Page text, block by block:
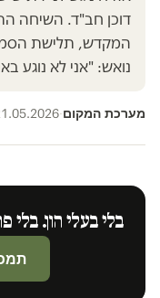
דוכן חב"ד. השיחה
המקדש, תלישת הסמל
נואש: "אני לא נוגע
מערכת המקום·
בלי בעלי הון. בלי